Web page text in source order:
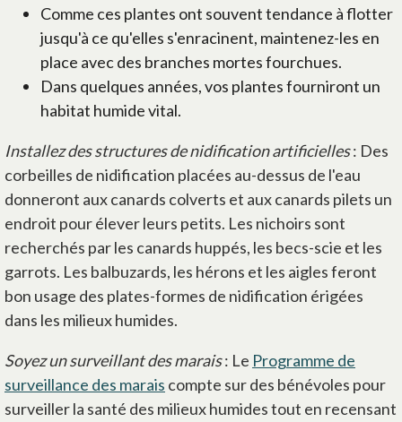
Comme ces plantes ont souvent tendance à flotter
jusqu'à ce qu'elles s'enracinent, maintenez-les en
place avec des branches mortes fourchues.
Dans quelques années, vos plantes fourniront un
habitat humide vital.
Installez des structures de nidification artificielles: Des
corbeilles de nidification placées au-dessus de l'eau
donneront aux canards colverts et aux canards pilets un
endroit pour élever leurs petits. Les nichoirs sont
recherchés par les canards huppés, les becs-scie et les
garrots. Les balbuzards, les hérons et les aigles feront
bon usage des plates-formes de nidification érigées
dans les milieux humides.
Soyez un surveillant des marais: Le Programme de
surveillance des marais compte sur des bénévoles pour
surveiller la santé des milieux humides tout en recensant